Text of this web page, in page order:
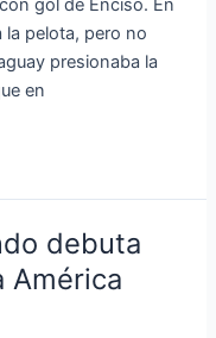
gol de Enciso. En
la pelota, pero no
presionaba la
en
debuta
América